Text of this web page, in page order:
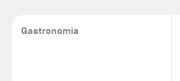
Gastronomia